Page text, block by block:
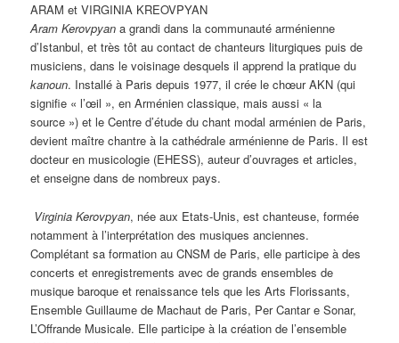
ARAM et VIRGINIA KREOVPYAN
Aram Kerovpyan a grandi dans la communauté arménienne
d’Istanbul, et très tôt au contact de chanteurs liturgiques puis de
musiciens, dans le voisinage desquels il apprend la pratique du
kanoun. Installé à Paris depuis 1977, il crée le chœur AKN (qui
signifie « l’œil », en Arménien classique, mais aussi « la
source ») et le Centre d’étude du chant modal arménien de Paris,
devient maître chantre à la cathédrale arménienne de Paris. Il est
docteur en musicologie (EHESS), auteur d’ouvrages et articles,
et enseigne dans de nombreux pays.
Virginia Kerovpyan, née aux Etats-Unis, est chanteuse, formée
notamment à l’interprétation des musiques anciennes.
Complétant sa formation au CNSM de Paris, elle participe à des
concerts et enregistrements avec de grands ensembles de
musique baroque et renaissance tels que les Arts Florissants,
Ensemble Guillaume de Machaut de Paris, Per Cantar e Sonar,
L’Offrande Musicale. Elle participe à la création de l’ensemble